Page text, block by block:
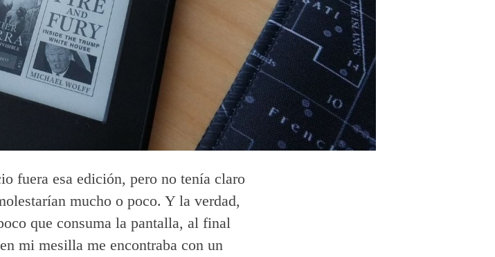
fuera esa edición, pero no tenía claro
mucho o poco. Y la verdad,
que consuma la pantalla, al final
mi mesilla me encontraba con un